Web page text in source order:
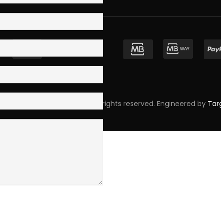
© 2023 Skpro, Lda. All rights reserved. Engineered by